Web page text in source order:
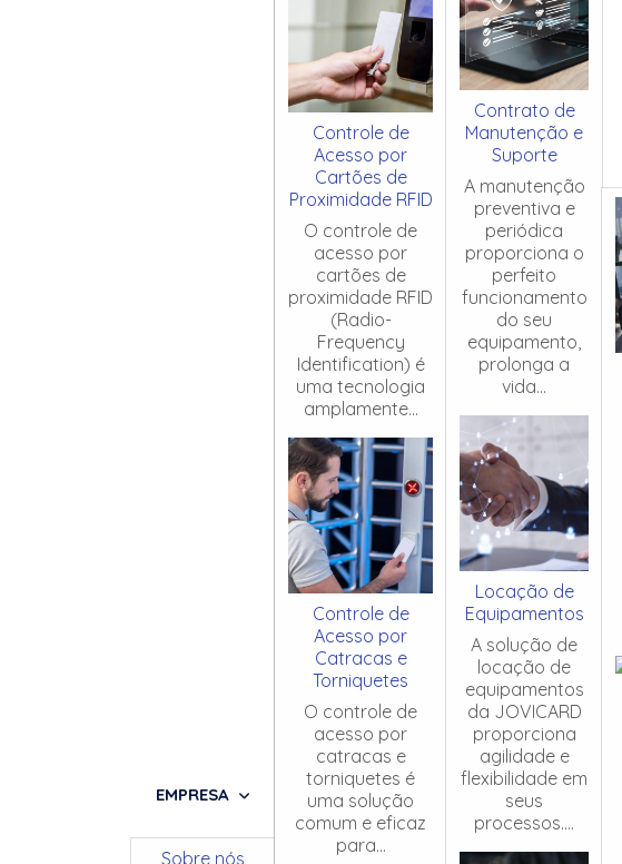
EMPRESA
Sobre nós
Controle de
Acesso por
Cartões de
Proximidade RFID
O controle de
acesso por
cartões de
proximidade RFID
(Radio-
Frequency
Identification) é
uma tecnologia
amplamente...
Controle de
Acesso por
Catracas e
Torniquetes
O controle de
acesso por
catracas e
torniquetes é
uma solução
comum e eficaz
para...
Contrato de
Manutenção e
Suporte
A manutenção
preventiva e
periódica
proporciona o
perfeito
funcionamento
do seu
equipamento,
prolonga a
vida...
Locação de
Equipamentos
A solução de
locação de
equipamentos
da JOVICARD
proporciona
agilidade e
flexibilidade em
seus
processos....